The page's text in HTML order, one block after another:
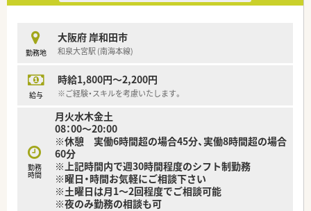
アマネージャー様もいますので、急なお休みや急な応援体制など
幅広いご年齢層の方がご活躍されています。
■残業代も1分単位でつくため、サービス残業がないよう会社と
■社員持株制度、保険関連の割引制度やチケット類やレジャー施
設を法人価格での利用・購入、社員買い物割引など、数々の福利
勤務地
大阪府 岸和田市
和泉大宮駅 (南海本線)
給与
時給1,800円～2,200円
※ご経験・スキルを考慮いたします。
勤務
時間
月火水木金土
08：00～20:00
※休憩 実働6時間超の場合45分、実働8時間超の場合
60分
※上記時間内で週30時間程度のシフト制勤務
※曜日・時間お気軽にご相談下さい
※土曜日は月1～2回程度でご相談可能
※夜のみ勤務の相談も可